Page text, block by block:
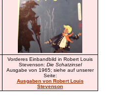
Vorderes Einbandbild in Robert Louis
Stevenson: Die Schatzinsel
Ausgabe von 1965; siehe auf unserer
Seite:
Ausgaben von Robert Louis
Stevenson